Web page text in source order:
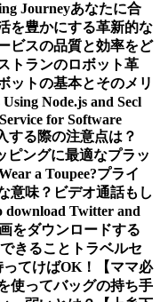
Journeyあなたに合
を豊かにする革新的な
ビスの品質と効率をど
トランのロボット革
ットの基本とそのメリ
Node.js and Secl
for Software
する際の注意点は？
ピングに最適なプラッ
a Toupee?プライ
意味？ ビデオ通話もし
download Twitter and
をダウンロードする
きること トラベルセ
てけばOK！【ママ必
使ってバッグの持ち手